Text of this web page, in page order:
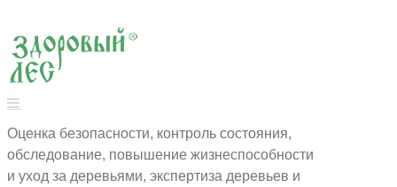
Оценка безопасности, контроль состояния,
обследование, повышение жизнеспособности
и уход за деревьями, экспертиза деревьев и